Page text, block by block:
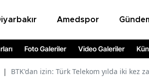
Amedspor
Foto Galeriler Video Galeriler
| BTK'dan izin: Türk Telekom yılda iki kez